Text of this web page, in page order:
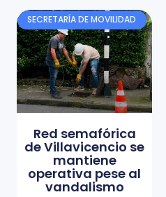
SECRETARÍA DE MOVILIDAD
Red semafórica
de Villavicencio se
mantiene
operativa pese al
vandalismo